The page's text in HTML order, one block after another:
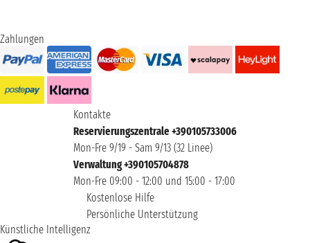
Zahlungen
Kontakte
Reservierungszentrale +390105733006
Mon-Fre 9/19 - Sam 9/13 (32 Linee)
Verwaltung +390105704878
Mon-Fre 09:00 - 12:00 und 15:00 - 17:00
Kostenlose Hilfe
Persönliche Unterstützung
Künstliche Intelligenz